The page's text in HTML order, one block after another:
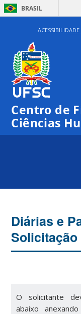
BRASIL
ACESSIBILIDADE
Centro de
Ciências
Diárias e
Solicitação
O solicitante
abaixo